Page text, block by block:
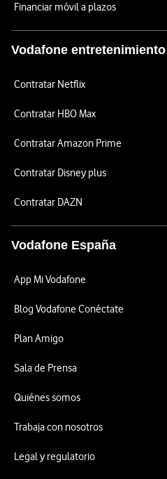
Financiar móvil a plazos
Vodafone entretenimiento
Contratar Netflix
Contratar HBO Max
Contratar Amazon Prime
Contratar Disney plus
Contratar DAZN
Vodafone España
App Mi Vodafone
Blog Vodafone Conéctate
Plan Amigo
Sala de Prensa
Quiénes somos
Trabaja con nosotros
Legal y regulatorio